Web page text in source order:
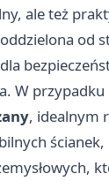
ale też
od
W przypadku
, idealnym
ścianek,